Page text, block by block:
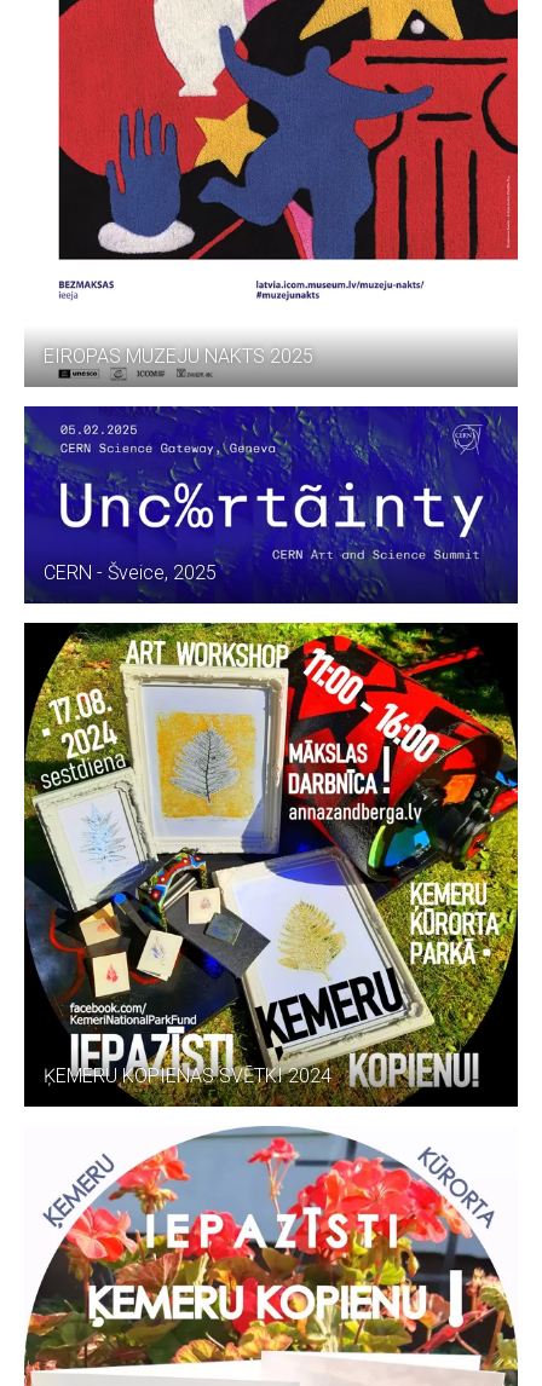
EIROPAS MUZEJU NAKTS 2025
CERN - Šveice, 2025
ĶEMERU KOPIENAS SVĒTKI 2024